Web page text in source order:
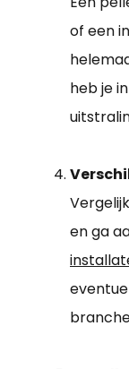
of een
heb je
en ga